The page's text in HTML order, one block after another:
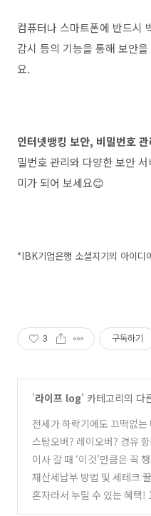
컴퓨터나 스마트폰에 반드시
감시 등의 기능을 통해 보안
요.
인터넷뱅킹 보안, 비밀번호
밀번호 관리와 다양한 보안
미가 되어 보세요😊
*IBK기업은행 소셜지기의 아이디
3 구독하기
'라이프 log' 카테고리의 다
전세가 하락기에도 끄떡없
는 '반환보증'
(0)
스탑오버? 레이오버? 경유
0% 활용법! (2)
이사 갈 때 ‘이것’만큼은 꼭
재산세납부 방법 및 세테크
혼자라서 누릴 수 있는 혜택!